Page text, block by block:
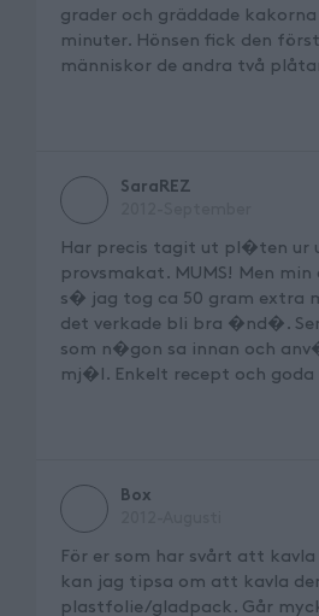
grader och gräddade
minuter. Hönsen fick den
människor de andra två
SaraREZ
Har precis tagit ut pl�ten ur
provsmakat. MUMS! Men min
s� jag tog ca 50 gram extra
det verkade bli bra �nd�.
som n�gon sa innan och
mj�l. Enkelt recept och goda
Box
För er som har svårt att kavla
kan jag tipsa om att kavla
plastfolie/gladpack. Går